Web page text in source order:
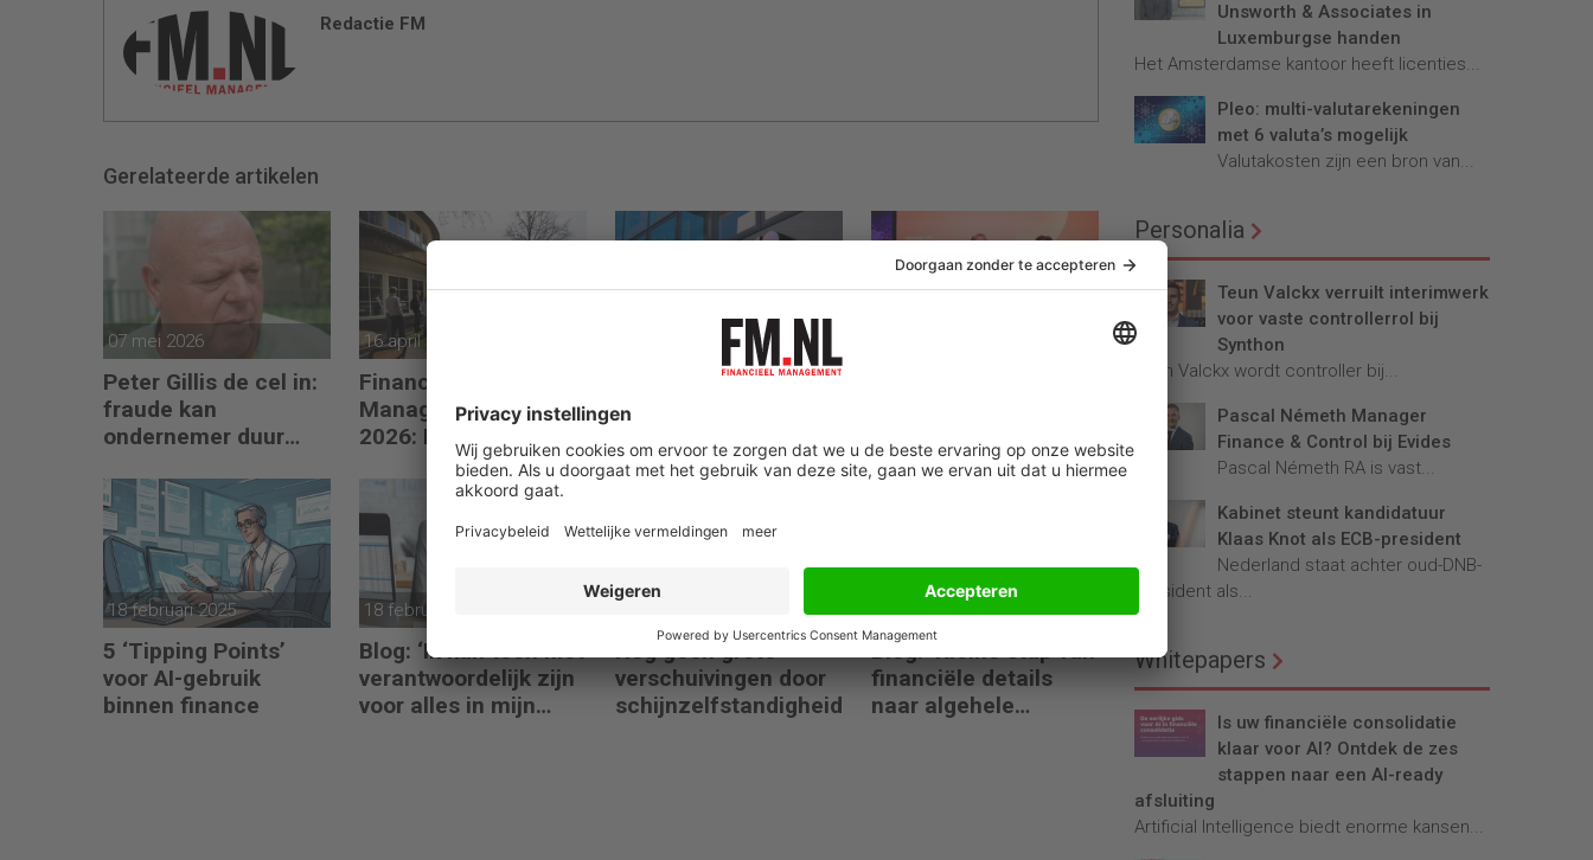
Redactie FM
Gerelateerde artikelen
07 mei 2026
Peter Gillis de cel in:
fraude kan
ondernemer duur
16 april 2026
Financieel
Management Dag
2026: Neem de
toekomst in eigen
26 februari 2026
Odido weigert deal
met hakcers;
klantdata op straat
Vopak en Defensie
toepassen in
18 februari 2025
5 ‘Tipping Points’
voor AI-gebruik
binnen finance
18 februari 2025
Blog: ‘Ik kan toch niet
verantwoordelijk zijn
voor alles in mijn
Nog geen grote
verschuivingen door
schijnzelfstandigheid
11 februari 2025
Blog: ‘Kleine stap van
financiële details
naar algehele
Unsworth & Associates in
Luxemburgse handen
Het Amsterdamse kantoor heeft licenties...
Pleo: multi-valutarekeningen
met 6 valuta’s mogelijk
Valutakosten zijn een bron van...
Personalia
Teun Valckx verruilt interimwerk
voor vaste controllerrol bij
Synthon
Teun Valckx wordt controller bij...
Pascal Németh Manager
Finance & Control bij Evides
Pascal Németh RA is vast...
Kabinet steunt kandidatuur
Klaas Knot als ECB-president
Nederland staat achter oud-DNB-
president als...
Whitepapers
Is uw financiële consolidatie
klaar voor AI? Ontdek de zes
stappen naar een AI-ready
afsluiting
Artificial Intelligence biedt enorme kansen...